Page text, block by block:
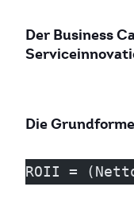
Der Business
Die
ROII =